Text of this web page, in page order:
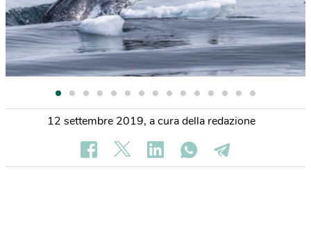
12 settembre 2019, a cura della redazione